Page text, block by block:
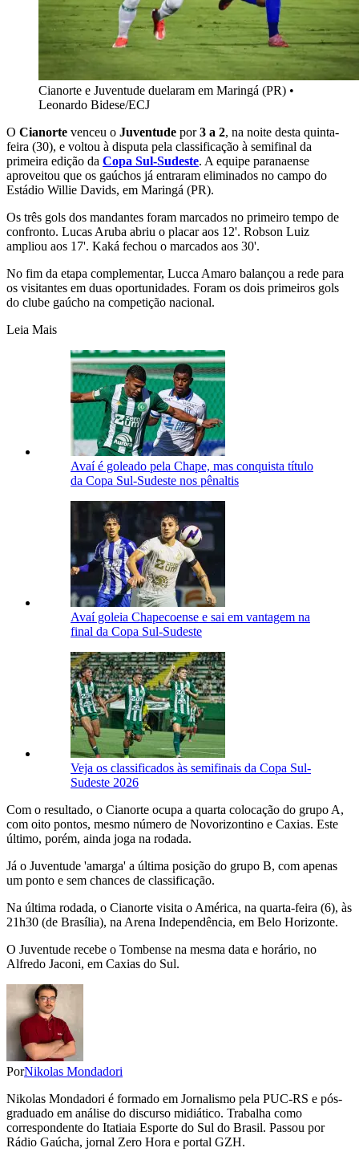
Cianorte e Juventude duelaram em Maringá (PR) •
Leonardo Bidese/ECJ
O Cianorte venceu o Juventude por3 a 2, na noite desta quinta-
feira (30), e voltou à disputa pela classificação à semifinal da
primeira edição da Copa Sul-Sudeste. A equipe paranaense
aproveitou que os gaúchos já entraram eliminados no campo do
Estádio Willie Davids, em Maringá (PR).
Os três gols dos mandantes foram marcados no primeiro tempo de
confronto. Lucas Aruba abriu o placar aos 12'. Robson Luiz
ampliou aos 17'. Kaká fechou o marcados aos 30'.
No fim da etapa complementar, Lucca Amaro balançou a rede para
os visitantes em duas oportunidades. Foram os dois primeiros gols
do clube gaúcho na competição nacional.
Leia Mais
Avaí é goleado pela Chape, mas conquista título
da Copa Sul-Sudeste nos pênaltis
Avaí goleia Chapecoense e sai em vantagem na
final da Copa Sul-Sudeste
Veja os classificados às semifinais da Copa Sul-
Sudeste 2026
Com o resultado, o Cianorte ocupa a quarta colocação do grupo A,
com oito pontos, mesmo número de Novorizontino e Caxias. Este
último, porém, ainda joga na rodada.
Já o Juventude 'amarga' a última posição do grupo B, com apenas
um ponto e sem chances de classificação.
Na última rodada, o Cianorte visita o América, na quarta-feira (6), às
21h30 (de Brasília), na Arena Independência, em Belo Horizonte.
O Juventude recebe o Tombense na mesma data e horário, no
Alfredo Jaconi, em Caxias do Sul.
PorNikolas Mondadori
Nikolas Mondadori é formado em Jornalismo pela PUC-RS e pós-
graduado em análise do discurso midiático. Trabalha como
correspondente do Itatiaia Esporte do Sul do Brasil. Passou por
Rádio Gaúcha, jornal Zero Hora e portal GZH.